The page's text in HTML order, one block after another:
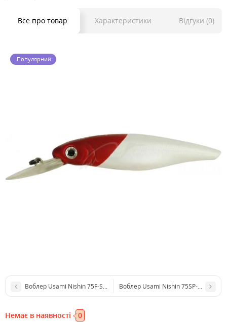
Все про товар Характеристики Відгуки (0)
Популярний
Воблер Usami Nishin 75F-SR 9.5 g UR11 (1.0 m)Воблер Usami Nishin 75SP-MDR
Немає в наявності 0